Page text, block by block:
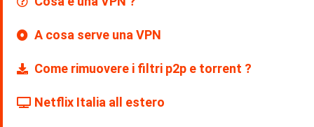
A cosa serve una VPN
Come rimuovere i filtri p2p e torrent ?
Netflix Italia all estero